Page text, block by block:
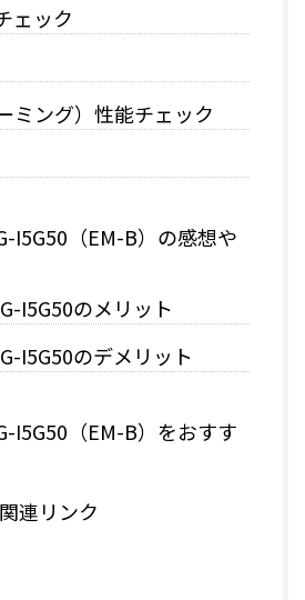
ェック
ミング）性能チェック
I5G50（EM-B）の感想や
I5G50のメリット
I5G50のデメリット
I5G50（EM-B）をおすす
関連リンク